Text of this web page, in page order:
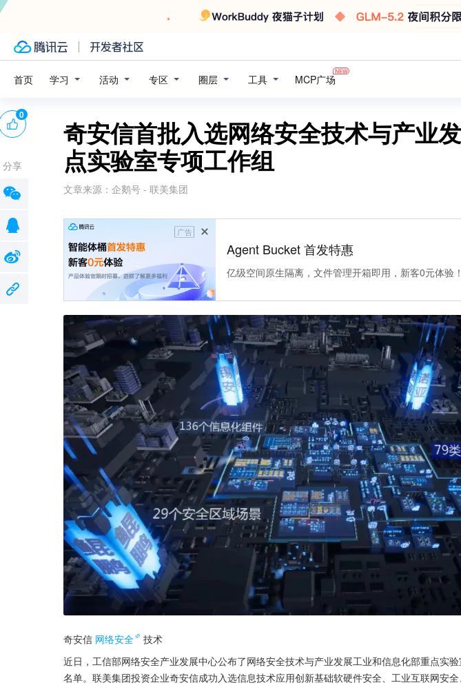
首页 学习 活动 专区 圈层 工具 MCP广场
奇安信首批入选网络安全技术与产业
点实验室专项工作组
文章来源： 企鹅号 - 联美集团
广告
Agent Bucket 首发特惠
亿级空间原生隔离，文件管理开箱即用，新客0元体验！
奇安信 网络安全
技术
近日，工信部网络安全产业发展中心公布了网络安全技术与产业发展工业和信息化部重点实
名单。联美集团投资企业奇安信成功入选信息技术应用创新基础软硬件安全、工业互联网安
0
分享